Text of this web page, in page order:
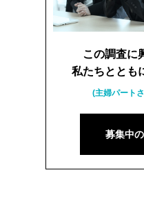
この調査に
私たちととも
(主婦パート
募集中